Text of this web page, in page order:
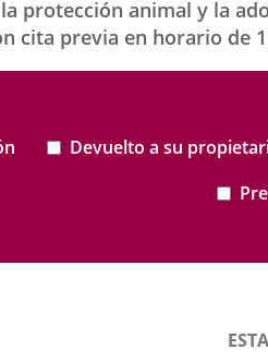
la protección animal y la
cita previa en horario de
Devuelto a su